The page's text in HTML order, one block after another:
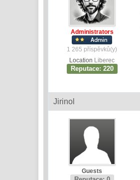
Administrators
1 265 příspěvků(y)
Location Liberec
Reputace: 220
Jirinol
Guests